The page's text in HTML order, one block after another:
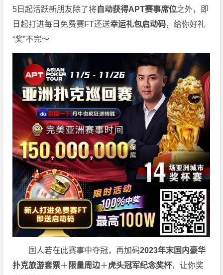
5日起活跃新朋友除了将自动获得APT赛事席位之外，即
日起打进每日免费赛FT还送幸运礼包启动码，给你好礼
“奖”不完～
国人若在此赛事中夺冠，再加码2023年末国内豪华
扑克旅游套票＋ 限量周边＋虎头冠军纪念奖杯，让你奖